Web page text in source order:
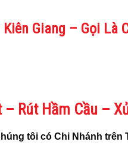
Giang – Gọi Là
Rút Hầm Cầu –
tôi có Chi Nhánh trên